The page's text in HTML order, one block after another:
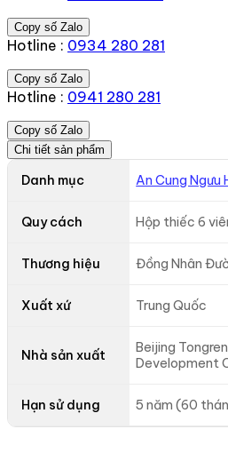
Copy số Zalo
Hotline : 0934 280 281
Copy số Zalo
Hotline : 0941 280 281
Copy số Zalo
Chi tiết sản phẩm
Danh mục An Cung Ngưu
Quy cách Hộp thiếc 6
Thương hiệu Đồng Nhân
Xuất xứ Trung Quốc
Nhà sản xuất
Beijing
Development
Hạn sử dụng 5 năm (60